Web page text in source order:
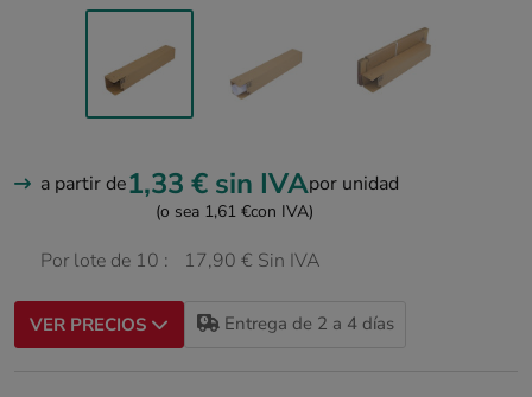
a partir de1,33 € sin IVApor unidad
(o sea 1,61 €con IVA)
Por lote de 10 : 17,90 € Sin IVA
VER PRECIOS Entrega de 2 a 4 días